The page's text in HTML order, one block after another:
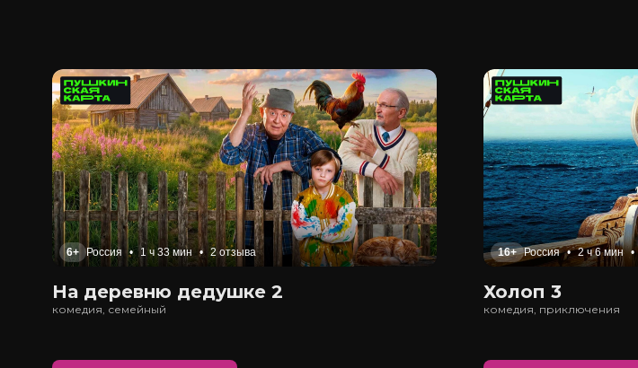
6+ Россия • 1 ч 33 мин • 2 отзыва
На деревню дедушке 2
комедия, семейный
16+ Россия • 2 ч 6 мин •
Холоп 3
комедия, приключения